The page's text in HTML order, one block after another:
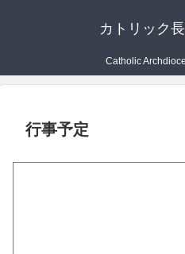
カトリック
Catholic
行事予定